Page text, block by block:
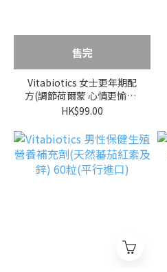
售完
Vitabiotics 女士更年期配
方(調節荷爾蒙 心情更愉快)
30粒(平行進口)
HK$99.00